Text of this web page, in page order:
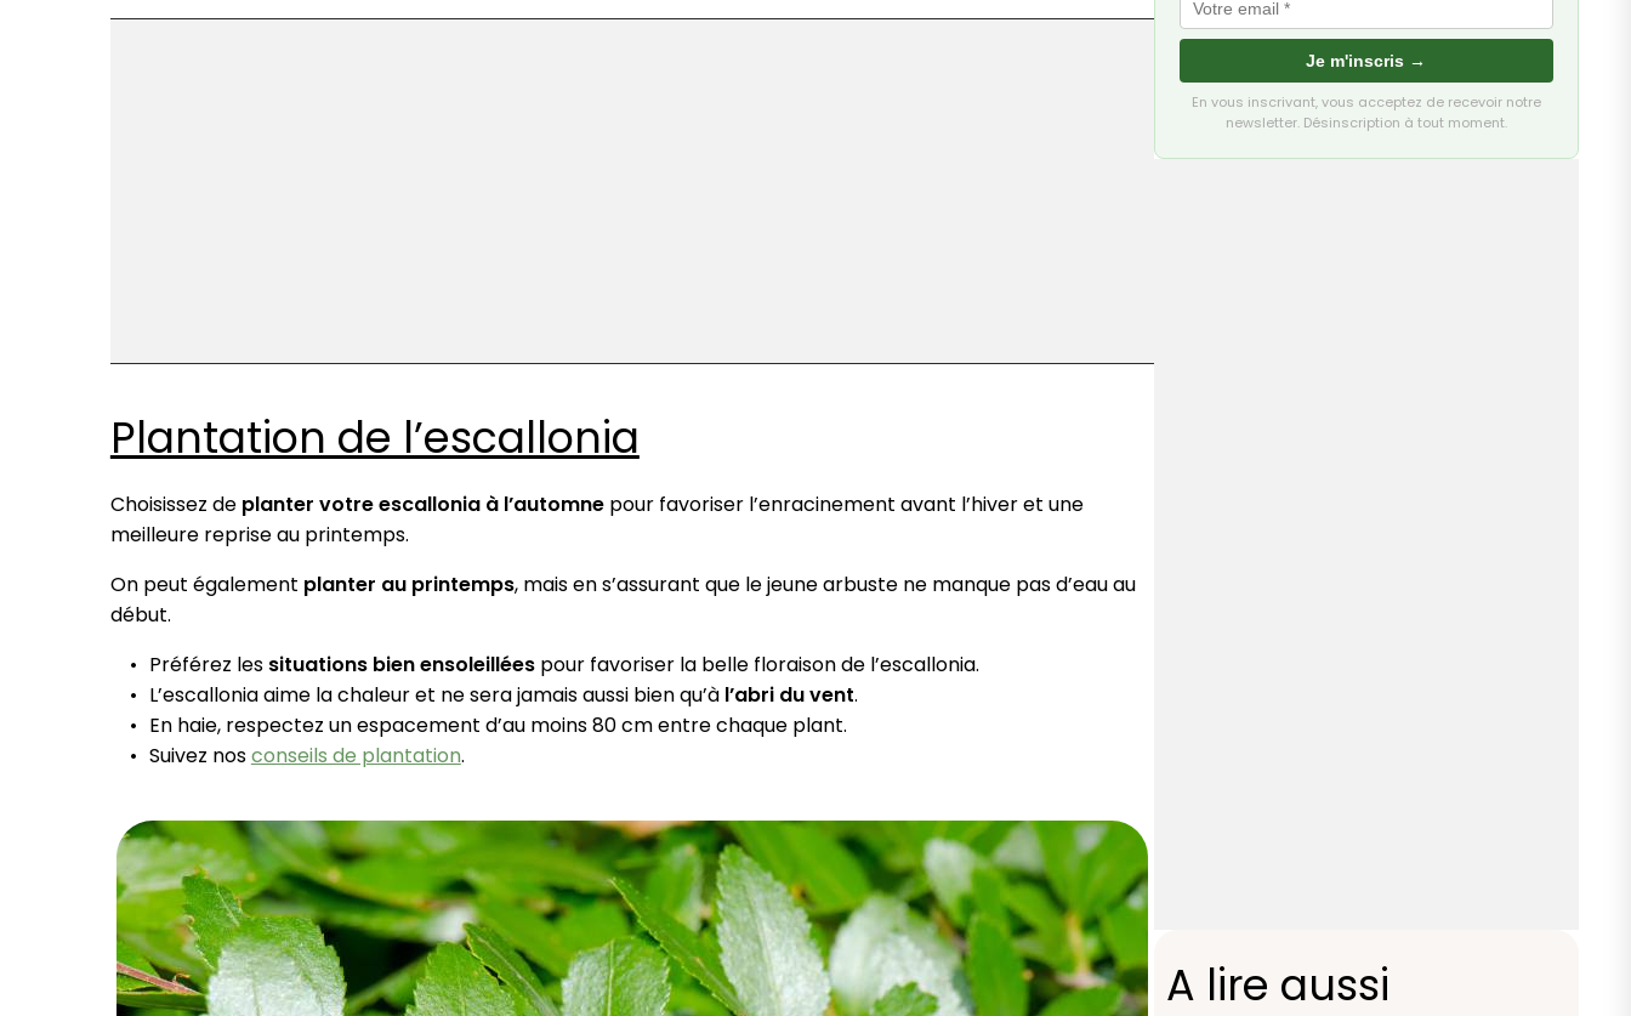
Plantation de l’escallonia
Choisissez de planter votre escallonia à l’automnepour favoriser l’enracinement avant l’hiver et une
meilleure reprise au printemps.
On peut également planter au printemps, mais en s’assurant que le jeune arbuste ne manque pas d’eau au
début.
Préférez les situations bien ensoleilléespour favoriser la belle floraison de l’escallonia.
L’escallonia aime la chaleur et ne sera jamais aussi bien qu’à l’abri du vent.
En haie, respectez un espacement d’au moins 80 cm entre chaque plant.
Suivez nosconseils de plantation.
Je m'inscris →
En vous inscrivant, vous acceptez de recevoir notre
newsletter. Désinscription à tout moment.
A lire aussi